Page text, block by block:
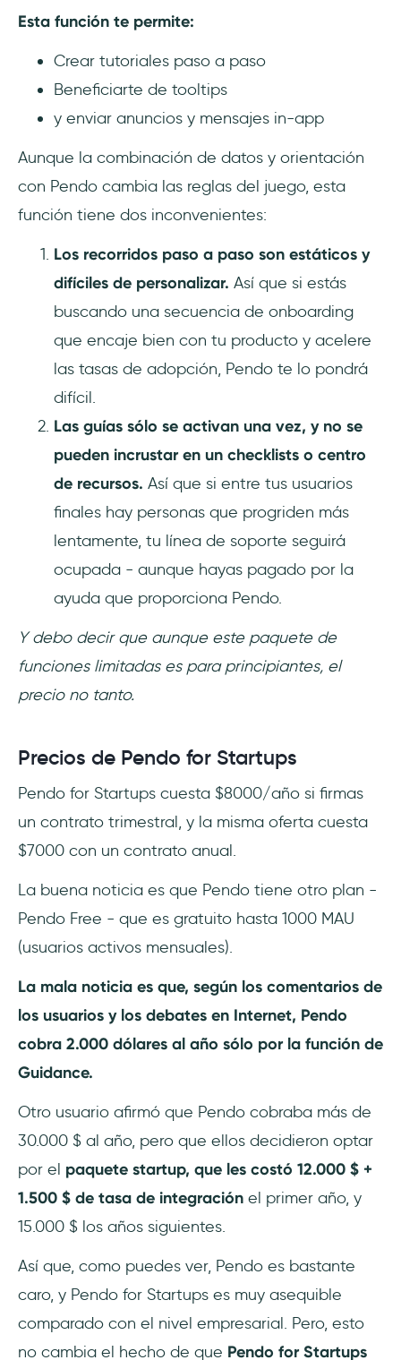
Esta función te permite:
Crear tutoriales paso a paso
Beneficiarte de tooltips
y enviar anuncios y mensajes in-app
Aunque la combinación de datos y orientación
con Pendo cambia las reglas del juego, esta
función tiene dos inconvenientes:
Los recorridos paso a paso son estáticos y
difíciles de personalizar. Así que si estás
buscando una secuencia de onboarding
que encaje bien con tu producto y acelere
las tasas de adopción, Pendo te lo pondrá
difícil.
Las guías sólo se activan una vez, y no se
pueden incrustar en un checklists o centro
de recursos. Así que si entre tus usuarios
finales hay personas que progriden más
lentamente, tu línea de soporte seguirá
ocupada - aunque hayas pagado por la
ayuda que proporciona Pendo.
Y debo decir que aunque este paquete de
funciones limitadas es para principiantes, el
precio no tanto.
Precios de Pendo for Startups
Pendo for Startups cuesta $8000/año si firmas
un contrato trimestral, y la misma oferta cuesta
$7000 con un contrato anual.
La buena noticia es que Pendo tiene otro plan -
Pendo Free - que es gratuito hasta 1000 MAU
(usuarios activos mensuales).
La mala noticia es que, según los comentarios de
los usuarios y los debates en Internet, Pendo
cobra 2.000 dólares al año sólo por la función de
Guidance.
Otro usuario afirmó que Pendo cobraba más de
30.000 $ al año, pero que ellos decidieron optar
por el paquete startup, que les costó 12.000 $ +
1.500 $ de tasa de integración el primer año, y
15.000 $ los años siguientes.
Así que, como puedes ver, Pendo es bastante
caro, y Pendo for Startups es muy asequible
comparado con el nivel empresarial. Pero, esto
no cambia el hecho de que Pendo for Startups